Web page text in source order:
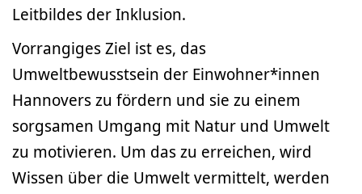
Leitbildes der Inklusion.
Vorrangiges Ziel ist es, das
Umweltbewusstsein der Einwohner*innen
Hannovers zu fördern und sie zu einem
sorgsamen Umgang mit Natur und Umwelt
zu motivieren. Um das zu erreichen, wird
Wissen über die Umwelt vermittelt, werden